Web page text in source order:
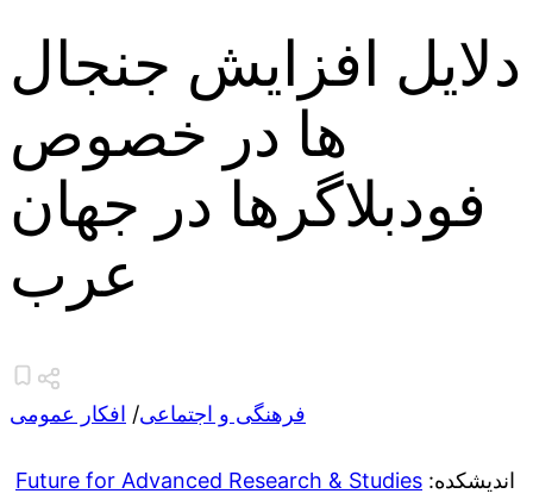
دلایل افزایش جنجال
ها در خصوص
فودبلاگرها در جهان
عرب
فرهنگی و اجتماعی/ افکار عمومی
Future for Advanced Research & Studies :اندیشکده